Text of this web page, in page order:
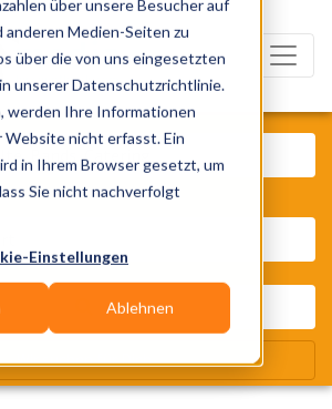
über unsere Besucher auf
Medien-Seiten zu
über die von uns eingesetzten
unserer Datenschutzrichtlinie.
werden Ihre Informationen
Website nicht erfasst. Ein
in Ihrem Browser gesetzt, um
Sie nicht nachverfolgt
Einstellungen
Ablehnen
Was? Künstler, Zelte, Bands,
Wir suchen für Dich